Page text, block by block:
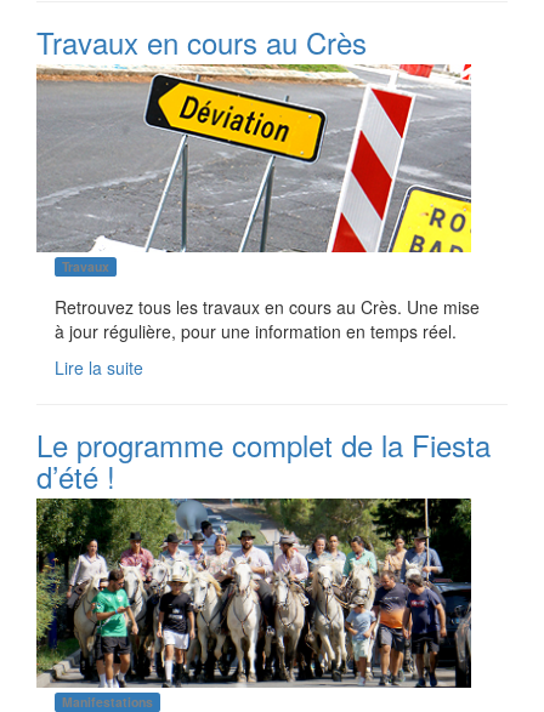
Travaux en cours au Crès
Travaux
Retrouvez tous les travaux en cours au Crès. Une mise
à jour régulière, pour une information en temps réel.
Lire la suite
Le programme complet de la Fiesta
d’été !
Manifestations